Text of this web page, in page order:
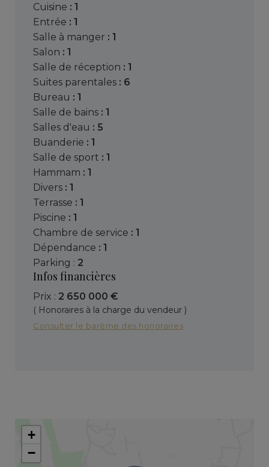
cuisine : 1
entrée : 1
salle à manger : 1
salon : 1
salle de réception : 1
suites parentales : 6
bureau : 1
salle de bains : 1
salles d'eau : 5
buanderie : 1
salle de sport : 1
hammam : 1
divers : 1
terrasse : 1
piscine : 1
chambre de service : 1
dépendance : 1
parking : 2
Infos financières
Prix : 2 650 000 €
( Honoraires à la charge du vendeur )
Consulter le barème des honoraires
+
−